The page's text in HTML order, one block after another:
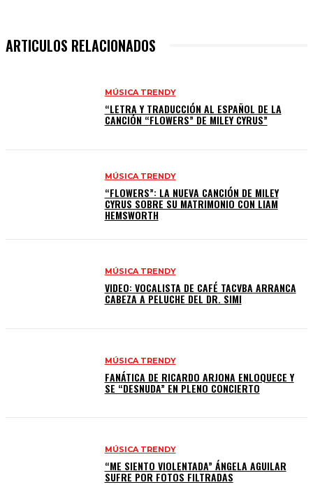
ARTICULOS RELACIONADOS
MÚSICA TRENDY
“LETRA Y TRADUCCIÓN AL ESPAÑOL DE LA
CANCIÓN “FLOWERS” DE MILEY CYRUS”
MÚSICA TRENDY
“FLOWERS”: LA NUEVA CANCIÓN DE MILEY
CYRUS SOBRE SU MATRIMONIO CON LIAM
HEMSWORTH
MÚSICA TRENDY
VIDEO: VOCALISTA DE CAFÉ TACVBA ARRANCA
CABEZA A PELUCHE DEL DR. SIMI
MÚSICA TRENDY
FANÁTICA DE RICARDO ARJONA ENLOQUECE Y
SE “DESNUDA” EN PLENO CONCIERTO
MÚSICA TRENDY
“ME SIENTO VIOLENTADA” ÁNGELA AGUILAR
SUFRE POR FOTOS FILTRADAS